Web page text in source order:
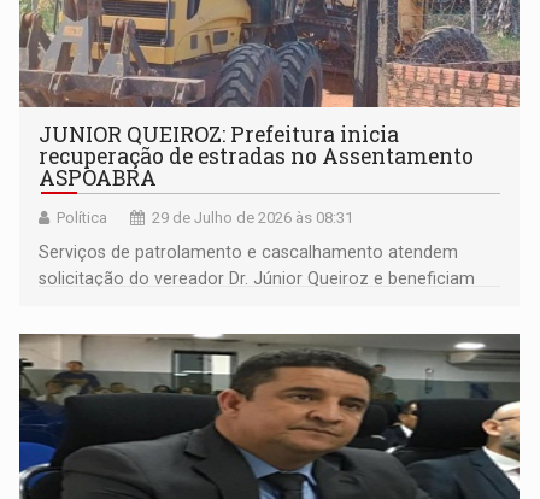
JUNIOR QUEIROZ: Prefeitura inicia
recuperação de estradas no Assentamento
ASPOABRA
Política 29 de Julho de 2026 às 08:31
Serviços de patrolamento e cascalhamento atendem
solicitação do vereador Dr. Júnior Queiroz e beneficiam